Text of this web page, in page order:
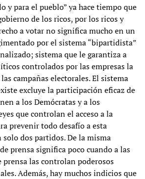
y para el pueblo” ya hace tiempo que
de los ricos, por los ricos y
a votar no significa mucho en un
por el sistema “bipartidista”
sistema que le garantiza a
controlados por las empresas la
campañas electorales. El sistema
excluye la participación eficaz de
a los Demócratas y a los
que controlan el acceso a la
prevenir todo desafío a esta
solo dos partidos. De la misma
prensa significa poco cuando a las
prensa las controlan poderosos
Además, hay muchos indicios que